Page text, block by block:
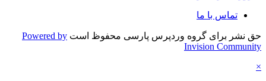
تماس با ما
حق نشر برای گروه وردپرس پارسی محفوظ است Powered by
Invision Community
×